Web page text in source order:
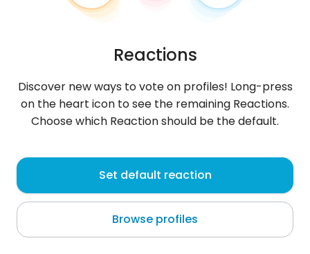
Justyna , 28
Ruchocice
Nie randkuję i nie szukam znajomości. Profil służy
wyłącznie do moderacji portalu.
Reactions
Discover new ways to vote on profiles! Long-press
on the heart icon to see the remaining Reactions.
Choose which Reaction should be the default.
Set default reaction
Browse profiles